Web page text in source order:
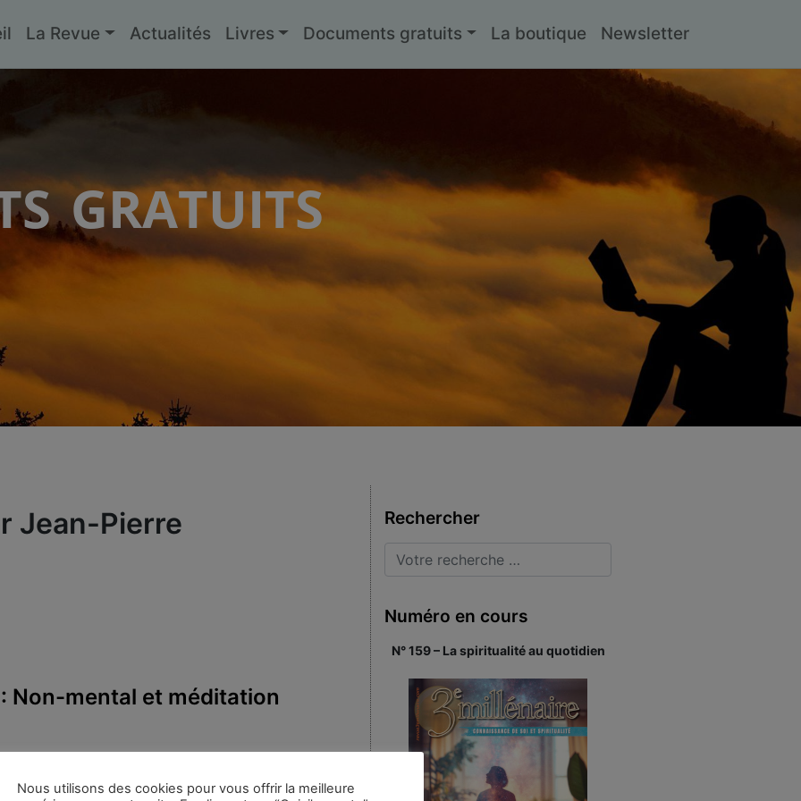
La Revue Actualités Livres Documents gratuits La boutique Newsletter
gratuits
Jean-Pierre
Non-mental et méditation
Pierre|Mots-clés :
Rechercher
Numéro en cours
N° 159 – La spiritualité au quotidien
Nous utilisons des cookies pour vous offrir la meilleure